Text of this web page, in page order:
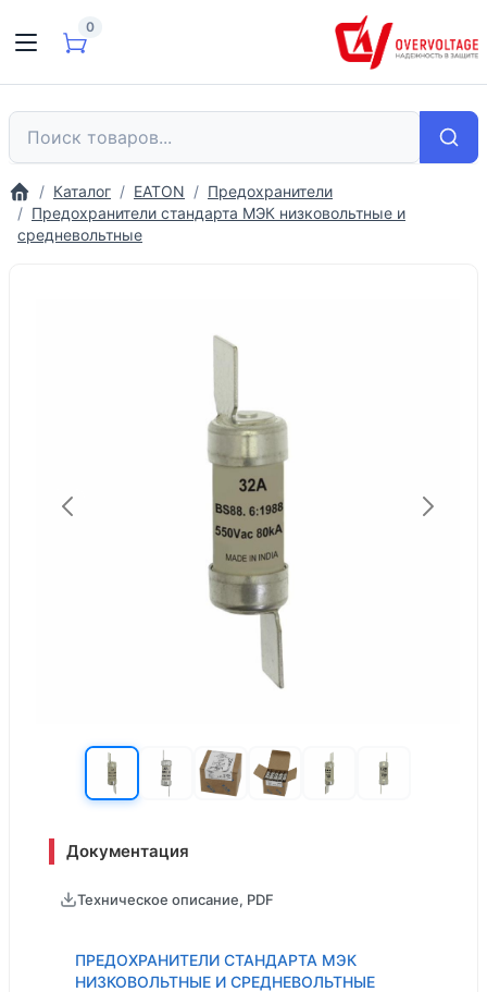
0
Каталог EATON
Предохранители
Предохранители стандарта МЭК низковольтные и
средневольтные
Документация
Техническое описание, PDF
ПРЕДОХРАНИТЕЛИ СТАНДАРТА МЭК
НИЗКОВОЛЬТНЫЕ И СРЕДНЕВОЛЬТНЫЕ